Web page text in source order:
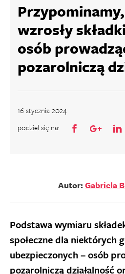
wzrosły
osób
pozarolniczą
16 stycznia 2024
podziel się na:
Autor:Gabriela
Podstawa wymiaru
społeczne dla niektórych
ubezpieczonych – osób
pozarolniczą działalność